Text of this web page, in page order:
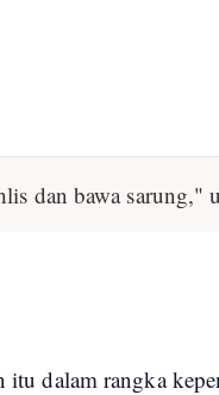
dan bawa sarung,"
itu dalam rangka